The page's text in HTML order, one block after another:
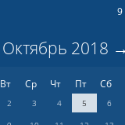
9
Октябрь 2018 →
Вт Ср Чт Пт Сб
2 3 4 5 6